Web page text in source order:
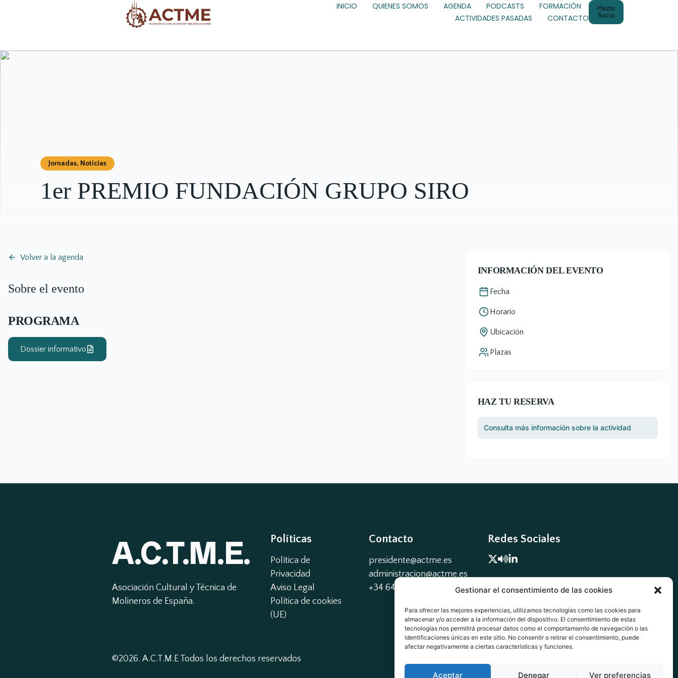
Gestionar el consentimiento de las cookies
Para ofrecer las mejores experiencias, utilizamos tecnologías como las cookies para
almacenar y/o acceder a la información del dispositivo. El consentimiento de estas
tecnologías nos permitirá procesar datos como el comportamiento de navegación o las
identificaciones únicas en este sitio. No consentir o retirar el consentimiento, puede
afectar negativamente a ciertas características y funciones.
Aceptar Denegar Ver preferencias
INICIO QUIENES SOMOS AGENDA PODCASTS
FORMACIÓN
ACTIVIDADES PASADAS
CONTACTO
Hazte
Socio
Jornadas, Noticias
1er PREMIO FUNDACIÓN GRUPO SIRO
Volver a la agenda
Sobre el evento
PROGRAMA
Dossier informativo
INFORMACIÓN DEL EVENTO
Fecha
Horario
Ubicación
Plazas
HAZ TU RESERVA
Consulta más información sobre la actividad
A.C.T.M.E.
Asociación Cultural y Técnica de
Molineros de España.
Políticas
Política de
Privacidad
Aviso Legal
Política de cookies
(UE)
Contacto
presidente@actme.es
administracion@actme.es
+34 647 66 63 18
Redes Sociales
©2026. A.C.T.M.E Todos los derechos reservados